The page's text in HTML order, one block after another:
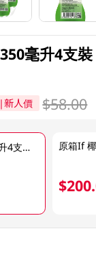
毫升4支
人價 $58.00
iF 100% 椰青水350毫升4支裝 (包裝隨機發放) 原箱If